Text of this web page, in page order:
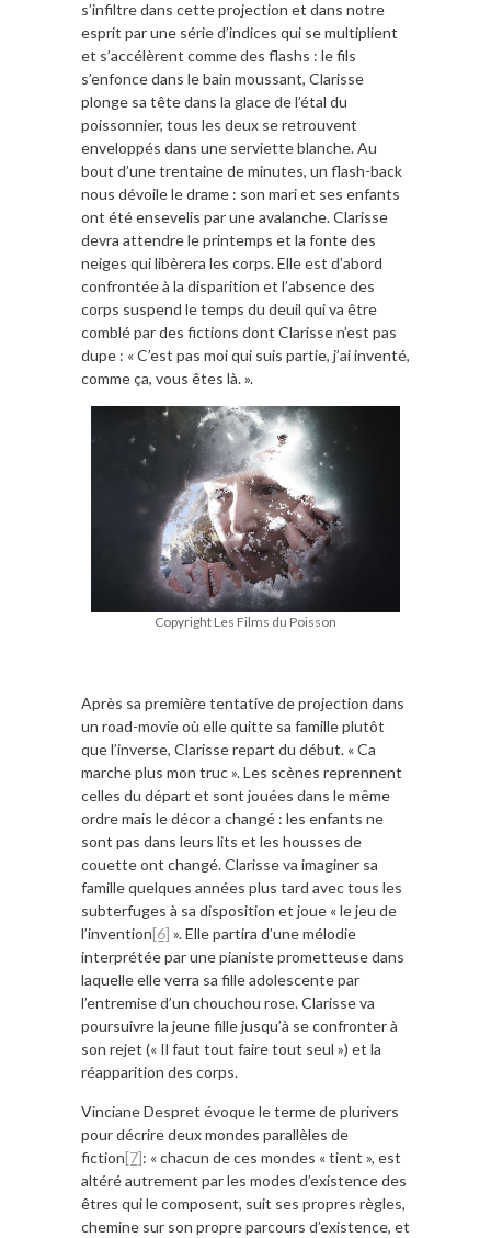
s’infiltre dans cette projection et dans notre
esprit par une série d’indices qui se multiplient
et s’accélèrent comme des flashs : le fils
s’enfonce dans le bain moussant, Clarisse
plonge sa tête dans la glace de l’étal du
poissonnier, tous les deux se retrouvent
enveloppés dans une serviette blanche. Au
bout d’une trentaine de minutes, un flash-back
nous dévoile le drame : son mari et ses enfants
ont été ensevelis par une avalanche. Clarisse
devra attendre le printemps et la fonte des
neiges qui libèrera les corps. Elle est d’abord
confrontée à la disparition et l’absence des
corps suspend le temps du deuil qui va être
comblé par des fictions dont Clarisse n’est pas
dupe : « C’est pas moi qui suis partie, j’ai inventé,
comme ça, vous êtes là. ».
Copyright Les Films du Poisson
Après sa première tentative de projection dans
un road-movie où elle quitte sa famille plutôt
que l’inverse, Clarisse repart du début. « Ca
marche plus mon truc ». Les scènes reprennent
celles du départ et sont jouées dans le même
ordre mais le décor a changé : les enfants ne
sont pas dans leurs lits et les housses de
couette ont changé. Clarisse va imaginer sa
famille quelques années plus tard avec tous les
subterfuges à sa disposition et joue « le jeu de
l’invention[6] ». Elle partira d’une mélodie
interprétée par une pianiste prometteuse dans
laquelle elle verra sa fille adolescente par
l’entremise d’un chouchou rose. Clarisse va
poursuivre la jeune fille jusqu’à se confronter à
son rejet (« Il faut tout faire tout seul ») et la
réapparition des corps.
Vinciane Despret évoque le terme de plurivers
pour décrire deux mondes parallèles de
fiction[7]: « chacun de ces mondes « tient », est
altéré autrement par les modes d’existence des
êtres qui le composent, suit ses propres règles,
chemine sur son propre parcours d’existence, et